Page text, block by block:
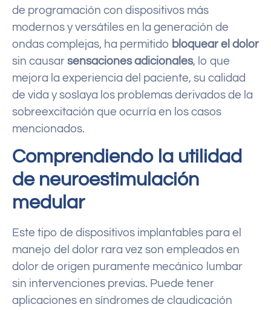
de programación con dispositivos más
modernos y versátiles en la generación de
ondas complejas, ha permitido bloquear el dolor
sin causar sensaciones adicionales, lo que
mejora la experiencia del paciente, su calidad
de vida y soslaya los problemas derivados de la
sobreexcitación que ocurría en los casos
mencionados.
Comprendiendo la utilidad
de neuroestimulación
medular
Este tipo de dispositivos implantables para el
manejo del dolor rara vez son empleados en
dolor de origen puramente mecánico lumbar
sin intervenciones previas. Puede tener
aplicaciones en síndromes de claudicación